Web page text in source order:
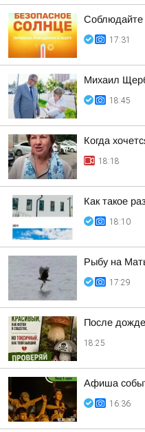
Соблюдайте
17:31
Михаил
18:45
Когда
18:18
Как такое
18:10
Рыбу на
17:29
После
18:25
Афиша
16:36